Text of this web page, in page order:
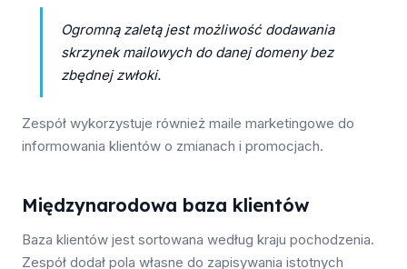
Ogromną zaletą jest możliwość dodawania
skrzynek mailowych do danej domeny bez
zbędnej zwłoki.
Zespół wykorzystuje również maile marketingowe do
informowania klientów o zmianach i promocjach.
Międzynarodowa baza klientów
Baza klientów jest sortowana według kraju pochodzenia.
Zespół dodał pola własne do zapisywania istotnych